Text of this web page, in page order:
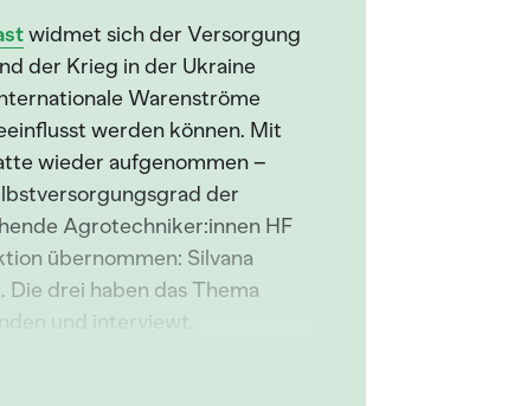
widmet sich der Versorgung
der Krieg in der Ukraine
Warenströme
werden können. Mit
wieder aufgenommen –
der
Agrotechniker:innen HF
übernommen: Silvana
drei haben das Thema
und interviewt.